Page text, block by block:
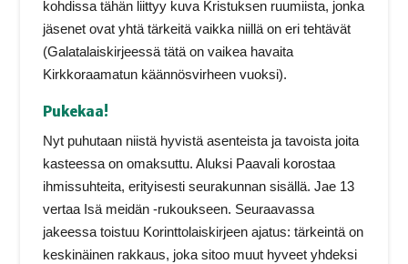
kohdissa tähän liittyy kuva Kristuksen ruumiista, jonka
jäsenet ovat yhtä tärkeitä vaikka niillä on eri tehtävät
(Galatalaiskirjeessä tätä on vaikea havaita
Kirkkoraamatun käännösvirheen vuoksi).
Pukekaa!
Nyt puhutaan niistä hyvistä asenteista ja tavoista joita
kasteessa on omaksuttu. Aluksi Paavali korostaa
ihmissuhteita, erityisesti seurakunnan sisällä. Jae 13
vertaa Isä meidän -rukoukseen. Seuraavassa
jakeessa toistuu Korinttolaiskirjeen ajatus: tärkeintä on
keskinäinen rakkaus, joka sitoo muut hyveet yhdeksi